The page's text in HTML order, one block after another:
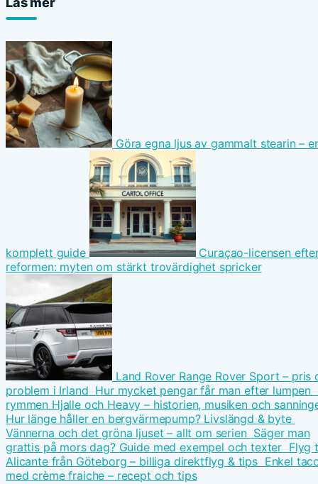
Göra egna ljus av gammalt stearin –
komplett guide
Curaçao-licensen
reformen: myten om stärkt trovärdighet spricker
Land Rover Range Rover Sport – pris
problem i Irland Hur mycket pengar får man efter lumpen
rymmen Hjalle och Heavy – historien, musiken och
Hur länge håller en bergvärmepump? Livslängd & byte
Vännerna och det gröna ljuset – allt om serien Säger man
grattis på mors dag? Guide med exempel och texter Flyg
Alicante från Göteborg – billiga direktflyg & tips Enkel
med crème fraiche – recept och tips